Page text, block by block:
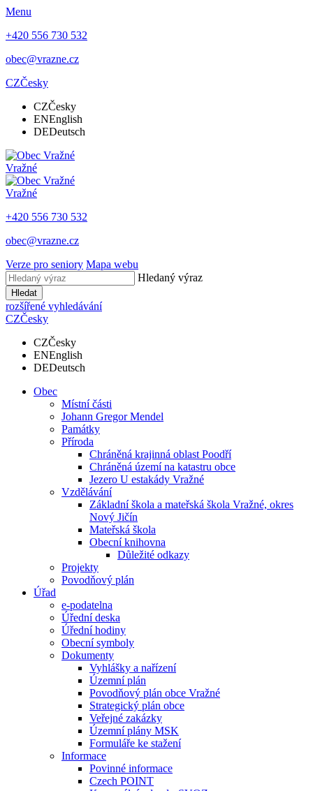
Menu
+420 556 730 532
obec@vrazne.cz
CZČesky
CZČesky
ENEnglish
DEDeutsch
Vražné
Vražné
+420 556 730 532
obec@vrazne.cz
Verze pro seniory Mapa webu
Hledaný výraz
Hledat
rozšířené vyhledávání
CZČesky
CZČesky
ENEnglish
DEDeutsch
Obec
Místní části
Johann Gregor Mendel
Památky
Příroda
Chráněná krajinná oblast Poodří
Chráněná území na katastru obce
Jezero U estakády Vražné
Vzdělávání
Základní škola a mateřská škola Vražné, okres
Nový Jičín
Mateřská škola
Obecní knihovna
Důležité odkazy
Projekty
Povodňový plán
Úřad
e-podatelna
Úřední deska
Úřední hodiny
Obecní symboly
Dokumenty
Vyhlášky a nařízení
Územní plán
Povodňový plán obce Vražné
Strategický plán obce
Veřejné zakázky
Územní plány MSK
Formuláře ke stažení
Informace
Povinné informace
Czech POINT